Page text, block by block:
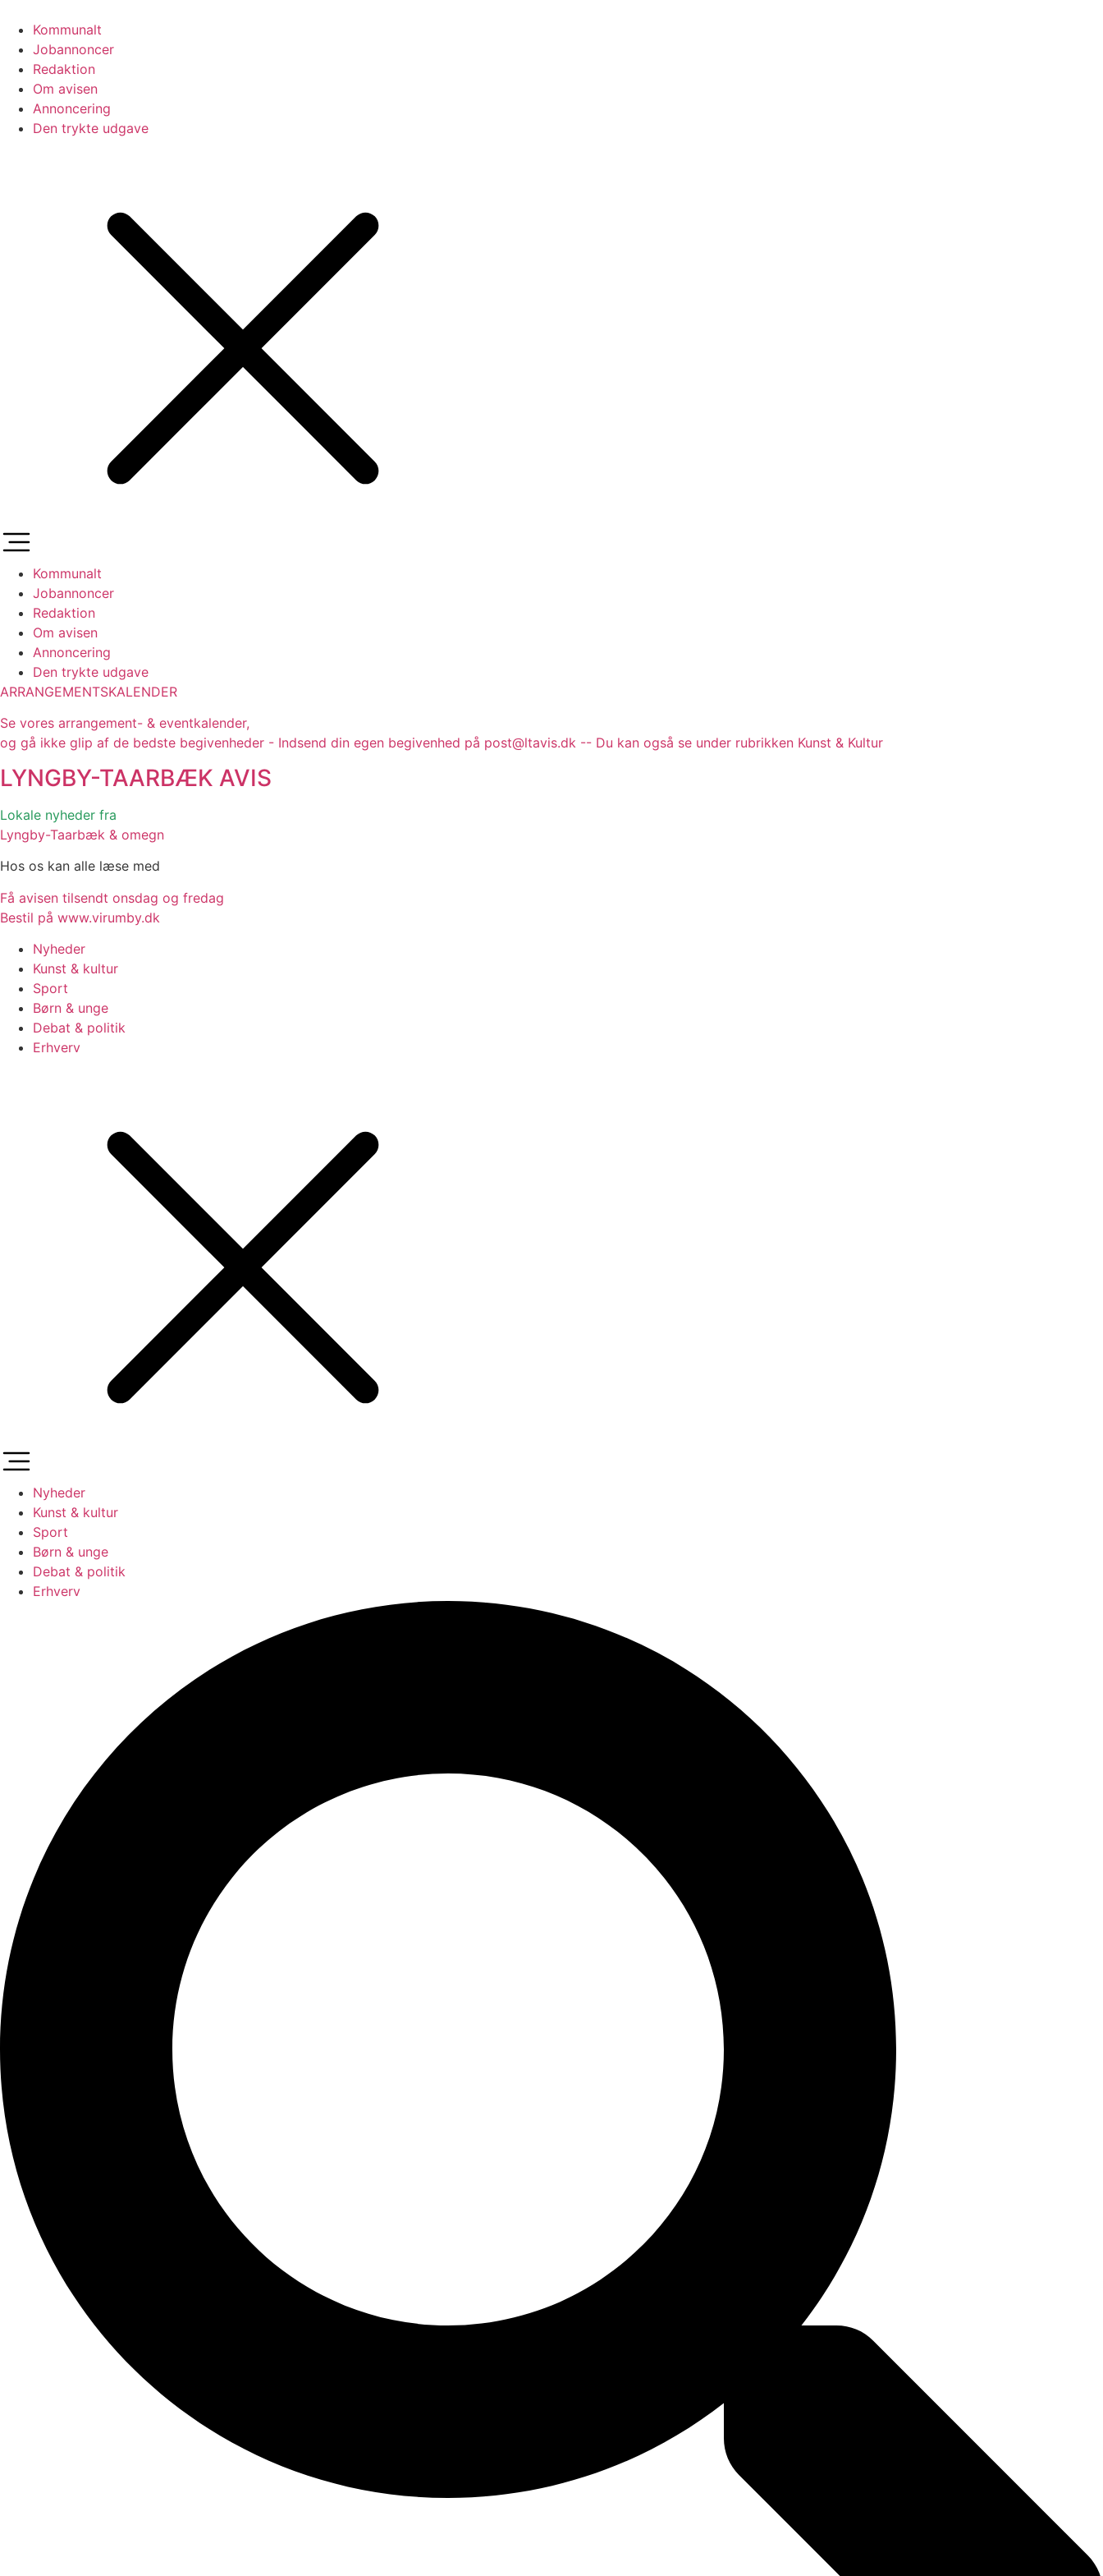
indhold
Kommunalt
Jobannoncer
Redaktion
Om avisen
Annoncering
Den trykte udgave
Kommunalt
Jobannoncer
Redaktion
Om avisen
Annoncering
Den trykte udgave
ARRANGEMENTSKALENDER
Se vores arrangement- & eventkalender,
og gå ikke glip af de bedste begivenheder - Indsend din egen begivenhed på post@ltavis.dk -- Du kan også se under rubrikken Kunst & Kultur
LYNGBY-TAARBÆK AVIS
Lokale nyheder fra
Lyngby-Taarbæk & omegn
Hos os kan alle læse med
Få avisen tilsendt onsdag og fredag
Bestil på www.virumby.dk
Nyheder
Kunst & kultur
Sport
Børn & unge
Debat & politik
Erhverv
Nyheder
Kunst & kultur
Sport
Børn & unge
Debat & politik
Erhverv